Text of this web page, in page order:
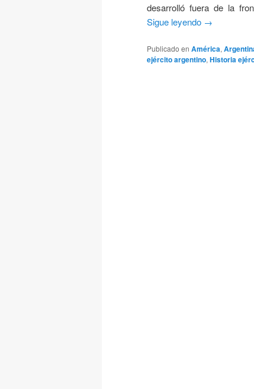
desarrolló fuera de la
Sigue leyendo →
Publicado en América,
ejército argentino, Historia